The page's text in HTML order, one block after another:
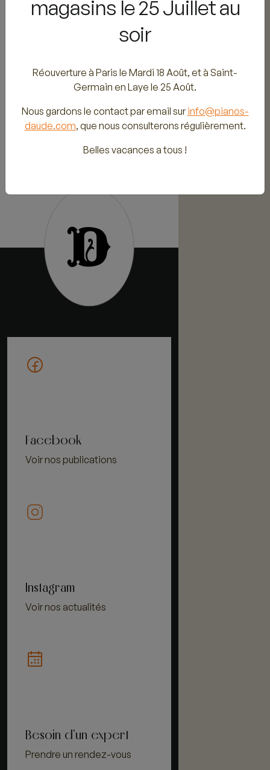
daude.com
Saint-Germain en
Music School
11 rue de Vieil Abreuvoir
78100 Saint-Germain en
01 39 73 54 91
pianodaude@free.fr
Facebook
Voir nos publications
Instagram
Voir nos actualités
Besoin d'un expert
Prendre un rendez-vous
magasins le 25 Juillet au
soir
Réouverture à Paris le Mardi 18 Août, et à Saint-
Germain en Laye le 25 Août.
Nous gardons le contact par email surinfo@pianos-
daude.com, que nous consulterons régulièrement.
Belles vacances a tous !